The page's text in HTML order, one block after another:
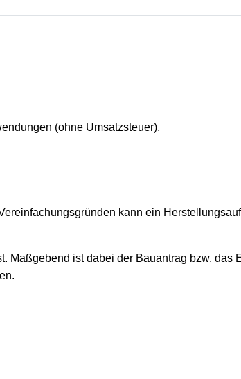
(ohne Umsatzsteuer),
kann ein
ist dabei der Bauantrag bzw. das